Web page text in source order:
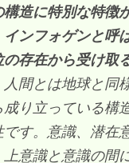
構造に特別な特徴
インフォゲンと呼
の存在から受け取
人間とは地球と同
り立っている構
です。意識、潜在
上意識と意識の間